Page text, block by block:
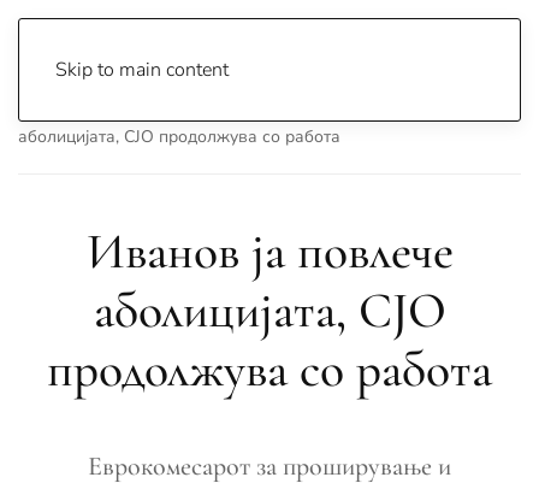
Skip to main content
аболицијата, СЈО продолжува со работа
Иванов ја повлече
аболицијата, СЈО
продолжува со работа
Еврокомесарот за проширување и